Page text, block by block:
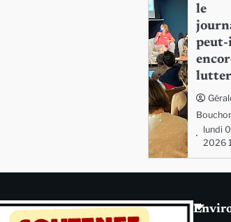
le
lutter
lundi
2026